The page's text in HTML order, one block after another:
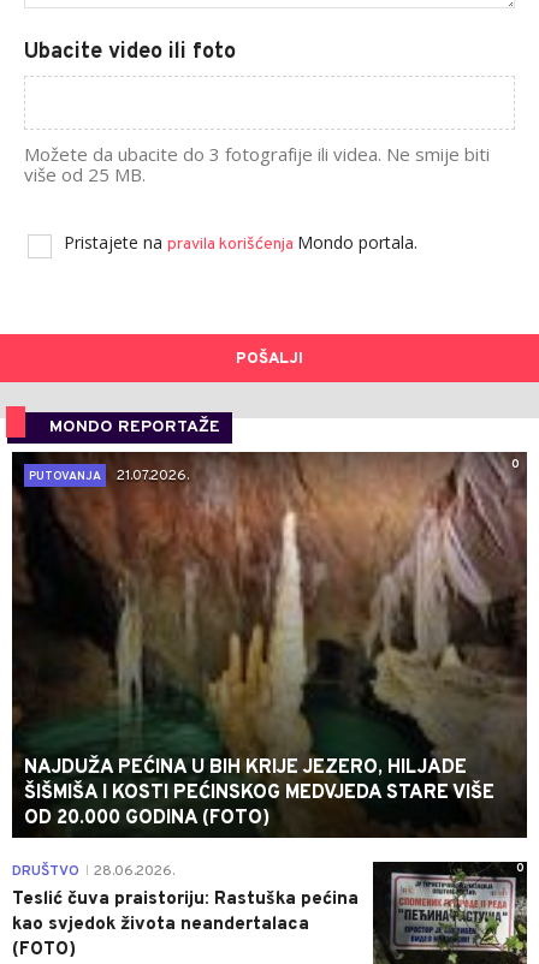
Ubacite video ili foto
Možete da ubacite do 3 fotografije ili videa. Ne smije biti
više od 25 MB.
Pristajete na pravila korišćenja Mondo portala.
POŠALJI
MONDO REPORTAŽE
0
PUTOVANJA
21.07.2026.
NAJDUŽA PEĆINA U BIH KRIJE JEZERO, HILJADE
ŠIŠMIŠA I KOSTI PEĆINSKOG MEDVJEDA STARE VIŠE
OD 20.000 GODINA (FOTO)
0
DRUŠTVO 28.06.2026.
Teslić čuva praistoriju: Rastuška pećina
kao svjedok života neandertalaca
(FOTO)